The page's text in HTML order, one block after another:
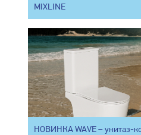
MIXLINE
НОВИНКА WAVE – унитаз-